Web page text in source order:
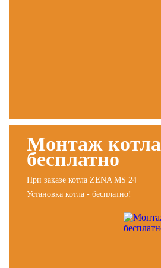
Монтаж котла
бесплатно
При заказе котла ZENA MS 24
Установка котла - бесплатно!